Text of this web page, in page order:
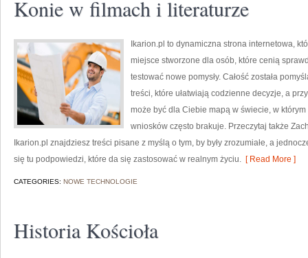
Konie w filmach i literaturze
Ikarion.pl to dynamiczna strona internetowa,
miejsce stworzone dla osób, które cenią
testować nowe pomysły. Całość została
treści, które ułatwiają codzienne decyzje, a
może być dla Ciebie mapą w świecie, w
wniosków często brakuje. Przeczytaj także
Ikarion.pl znajdziesz treści pisane z myślą o tym, by były zrozumiałe, a
się tu podpowiedzi, które da się zastosować w realnym życiu. [ Read More ]
CATEGORIES: NOWE TECHNOLOGIE
Historia Kościoła